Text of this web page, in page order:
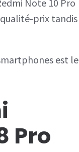
Note 10 Pro
prix tandis
est le
Pro